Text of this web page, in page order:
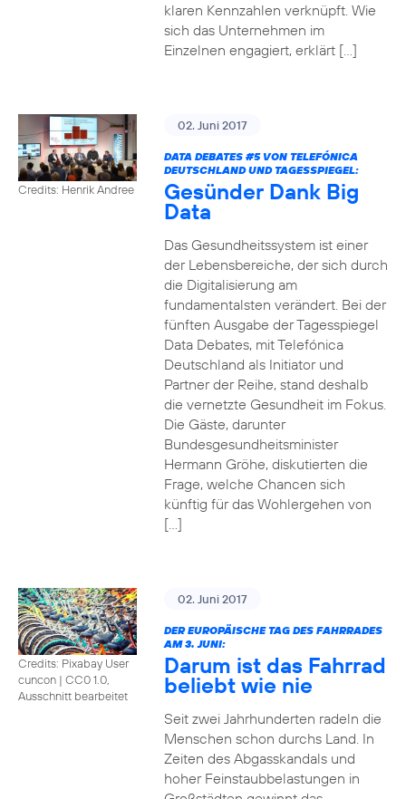
klaren Kennzahlen verknüpft. Wie
sich das Unternehmen im
Einzelnen engagiert, erklärt […]
Credits: Henrik Andree
02. Juni 2017
DATA DEBATES #5VON TELEFÓNICA
DEUTSCHLAND UND TAGESSPIEGEL:
Gesünder Dank Big
Data
Das Gesundheitssystem ist einer
der Lebensbereiche, der sich durch
die Digitalisierung am
fundamentalsten verändert. Bei der
fünften Ausgabe der Tagesspiegel
Data Debates, mit Telefónica
Deutschland als Initiator und
Partner der Reihe, stand deshalb
die vernetzte Gesundheit im Fokus.
Die Gäste, darunter
Bundesgesundheitsminister
Hermann Gröhe, diskutierten die
Frage, welche Chancen sich
künftig für das Wohlergehen von
[…]
Credits: Pixabay User
cuncon | CC0 1.0,
Ausschnitt bearbeitet
02. Juni 2017
DER EUROPÄISCHE TAG DES FAHRRADES
AM 3. JUNI:
Darum ist das Fahrrad
beliebt wie nie
Seit zwei Jahrhunderten radeln die
Menschen schon durchs Land. In
Zeiten des Abgasskandals und
hoher Feinstaubbelastungen in